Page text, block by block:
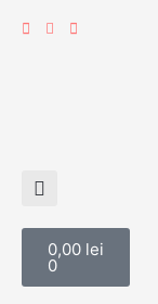
0,00 lei
0
Cart